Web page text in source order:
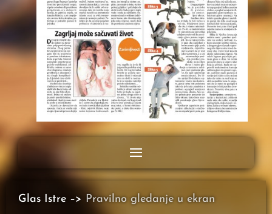
Glas Istre –> Pravilno gledanje u ekran